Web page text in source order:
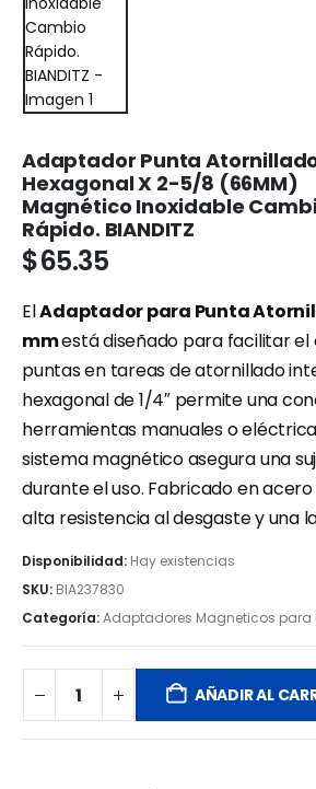
Adaptador Punta
Hexagonal X 2-5/8 (66MM)
Magnético Inoxidable
Rápido. BIANDITZ
$65.35
ElAdaptador para Punta
mmestá diseñado para facilitar
puntas en tareas de atornillado
hexagonal de 1/4″ permite una
herramientas manuales o
sistema magnético asegura una
durante el uso. Fabricado en
alta resistencia al desgaste y una
Disponibilidad: Hay existencias
SKU: BIA237830
Categoría:Adaptadores Magneticos para
AÑADIR AL